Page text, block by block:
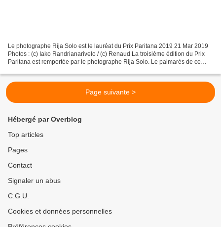
Le photographe Rija Solo est le lauréat du Prix Paritana 2019 21 Mar 2019
Photos : (c) Iako Randrianarivelo / (c) Renaud La troisième édition du Prix
Paritana est remportée par le photographe Rija Solo. Le palmarès de ce
Page suivante >
Hébergé par Overblog
Top articles
Pages
Contact
Signaler un abus
C.G.U.
Cookies et données personnelles